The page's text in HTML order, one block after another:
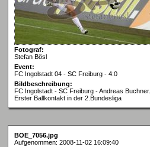
Fotograf:
Stefan Bösl
Event:
FC Ingolstadt 04 - SC Freiburg - 4:0
Bildbeschreibung:
FC Ingolstadt - SC Freiburg - Andreas Buchner.
Erster Ballkontakt in der 2.Bundesliga
BOE_7056.jpg
Aufgenommen: 2008-11-02 16:09:40